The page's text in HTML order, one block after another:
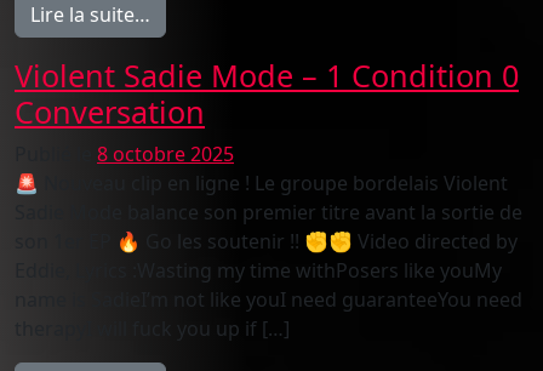
Lire la suite…
Violent Sadie Mode – 1 Condition 0
Conversation
8 octobre 2025
🚨 Nouveau clip en ligne ! Le groupe bordelais Violent
Sadie Mode balance son premier titre avant la sortie de
son 1er EP 🔥 Go les soutenir !! ✊✊ Video directed by
Eddie, Lyrics :Wasting my time withPosers like youMy
name is SadieI’m not like youI need guaranteeYou need
therapyI will fuck you up if […]